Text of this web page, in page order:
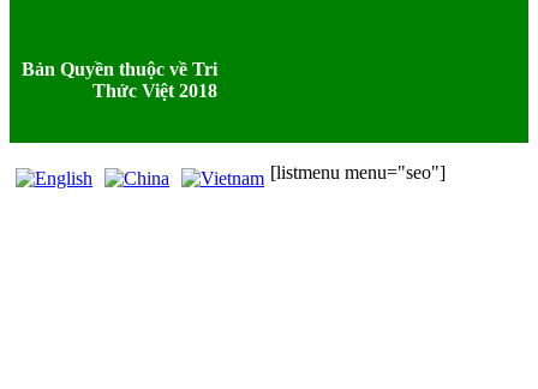
Bản Quyền thuộc về Tri
Thức Việt 2018
[listmenu menu="seo"]